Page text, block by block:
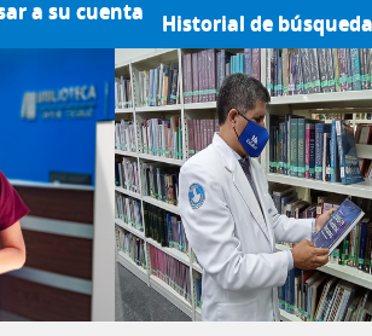
a su cuenta Historial de búsqueda